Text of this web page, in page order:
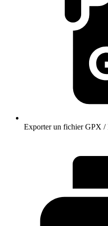
Exporter un fichier GPX